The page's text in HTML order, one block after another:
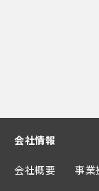
会社情報
会社概要 事業